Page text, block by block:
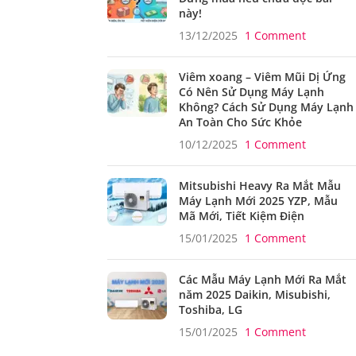
này!
13/12/2025 1 Comment
Viêm xoang – Viêm Mũi Dị Ứng
Có Nên Sử Dụng Máy Lạnh
Không? Cách Sử Dụng Máy Lạnh
An Toàn Cho Sức Khỏe
10/12/2025 1 Comment
Mitsubishi Heavy Ra Mắt Mẫu
Máy Lạnh Mới 2025 YZP, Mẫu
Mã Mới, Tiết Kiệm Điện
15/01/2025 1 Comment
Các Mẫu Máy Lạnh Mới Ra Mắt
năm 2025 Daikin, Misubishi,
Toshiba, LG
15/01/2025 1 Comment